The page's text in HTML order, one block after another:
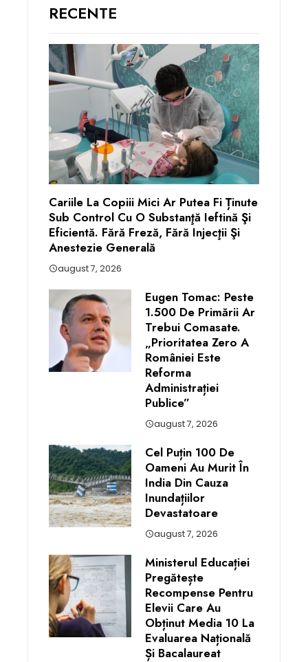
RECENTE
Cariile La Copiii Mici Ar Putea Fi Ținute
Sub Control Cu O Substanţă Ieftină Şi
Eficientă. Fără Freză, Fără Injecţii Şi
Anestezie Generală
august 7, 2026
Eugen Tomac: Peste
1.500 De Primării Ar
Trebui Comasate.
„Prioritatea Zero A
României Este
Reforma
Administrației
Publice”
august 7, 2026
Cel Puțin 100 De
Oameni Au Murit În
India Din Cauza
Inundațiilor
Devastatoare
august 7, 2026
Ministerul Educației
Pregătește
Recompense Pentru
Elevii Care Au
Obținut Media 10 La
Evaluarea Națională
Și Bacalaureat